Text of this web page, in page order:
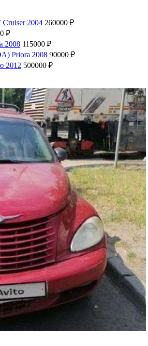
Cruiser 2004 260000 ₽
₽
2008 115000 ₽
Priora 2008 90000 ₽
2012 500000 ₽